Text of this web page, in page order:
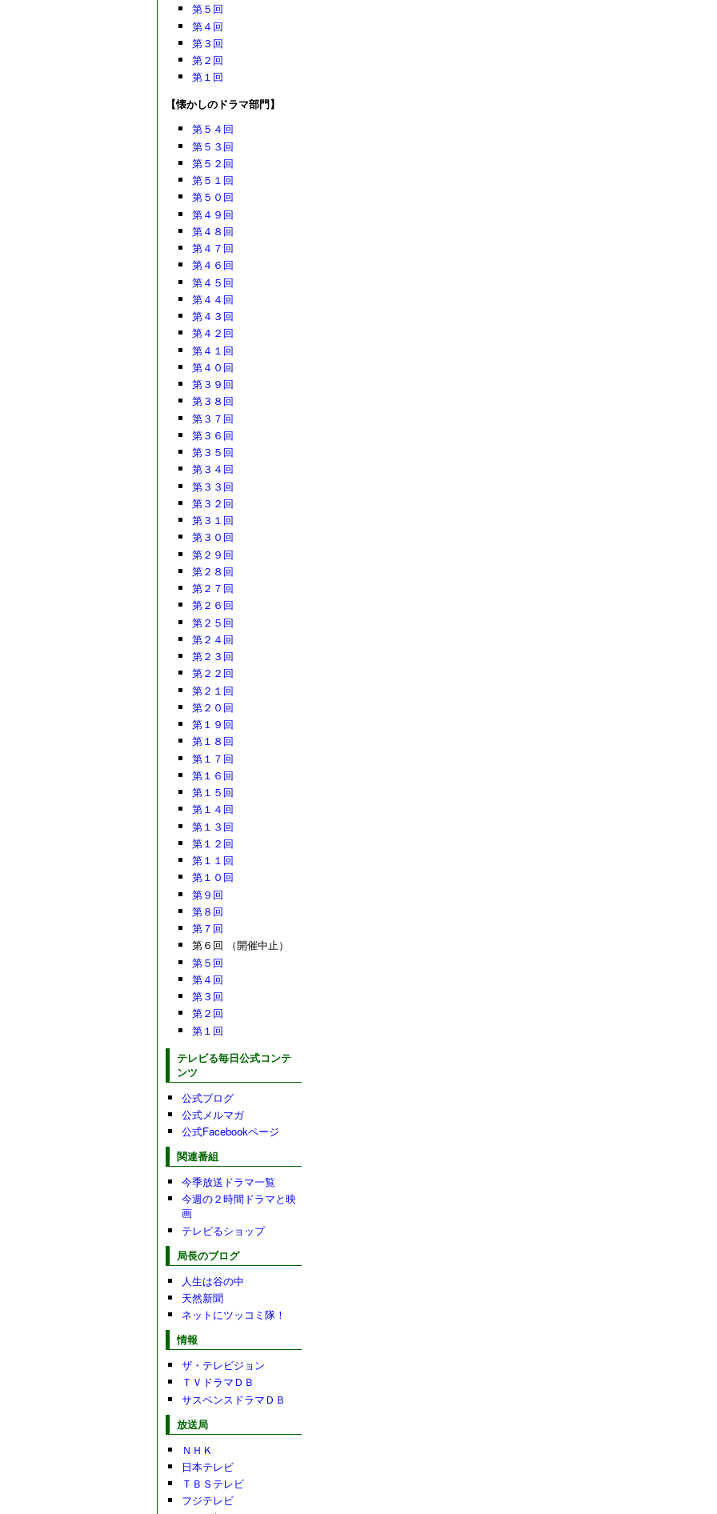
第５回
第４回
第３回
第２回
第１回
【懐かしのドラマ部門】
第５４回
第５３回
第５２回
第５１回
第５０回
第４９回
第４８回
第４７回
第４６回
第４５回
第４４回
第４３回
第４２回
第４１回
第４０回
第３９回
第３８回
第３７回
第３６回
第３５回
第３４回
第３３回
第３２回
第３１回
第３０回
第２９回
第２８回
第２７回
第２６回
第２５回
第２４回
第２３回
第２２回
第２１回
第２０回
第１９回
第１８回
第１７回
第１６回
第１５回
第１４回
第１３回
第１２回
第１１回
第１０回
第９回
第８回
第７回
第６回 （開催中止）
第５回
第４回
第３回
第２回
第１回
テレビる毎日公式コンテ
ンツ
公式ブログ
公式メルマガ
公式Facebookページ
関連番組
今季放送ドラマ一覧
今週の２時間ドラマと映
画
テレビるショップ
局長のブログ
人生は谷の中
天然新聞
ネットにツッコミ隊！
情報
ザ・テレビジョン
ＴＶドラマＤＢ
サスペンスドラマＤＢ
放送局
ＮＨＫ
日本テレビ
ＴＢＳテレビ
フジテレビ